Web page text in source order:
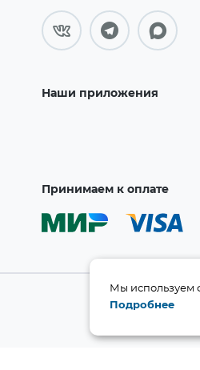
Наши приложения
Принимаем к оплате
Мы используем
Подробнее